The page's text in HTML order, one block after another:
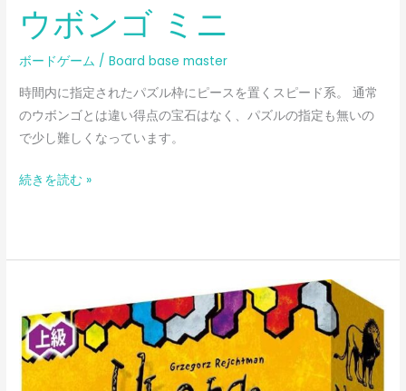
ウボンゴ ミニ
ボードゲーム /Board base master
時間内に指定されたパズル枠にピースを置くスピード系。 通常
のウボンゴとは違い得点の宝石はなく、パズルの指定も無いの
で少し難しくなっています。
続きを読む »
ボ
ン
ゴ